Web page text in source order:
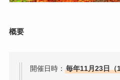
概要
開催日時： 毎年11月23日